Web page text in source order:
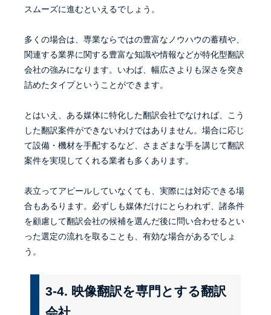
スムーズに進むといえるでしょう。
多くの場合は、専業ならではの豊富なノウハウの蓄積や、
関連する業界に関する豊富な知識や情報などが特化型翻訳
会社の強みになります。いわば、幅広さよりも深さを突き
詰めたタイプということができます。
とはいえ、ある媒体に特化した翻訳会社でなければ、こう
した翻訳案件ができないわけではありません。場合に応じ
て設備・機材を手配するなど、さまざまな手を講じて翻訳
案件を実現してくれる業者も多くあります。
表立ってアピールしていなくても、実際には対応できる場
合もあるります。必ずしも媒体だけにとらわれず、諸条件
を顧慮して翻訳会社の候補を選んだ後に問い合わせるとい
った選定の流れを取ることも、有効な場合があるでしょ
う。
3-4. 映像翻訳を専門とする翻訳